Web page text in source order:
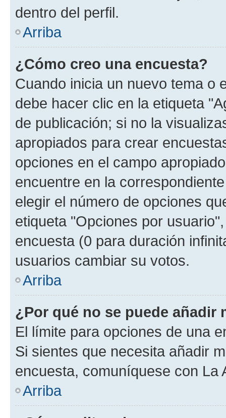
dentro del perfil.
Arriba
¿Cómo creo una encuesta?
Cuando inicia un nuevo tema o
debe hacer clic en la etiqueta
de publicación; si no la
apropiados para crear
opciones en el campo
encuentre en la
elegir el número de opciones
etiqueta "Opciones por
encuesta (0 para duración
usuarios cambiar su votos.
Arriba
¿Por qué no se puede añadir
El límite para opciones de una
Si sientes que necesita añadir
encuesta, comuníquese con La
Arriba